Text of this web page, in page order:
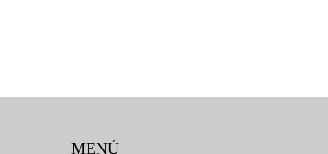
MENÚ